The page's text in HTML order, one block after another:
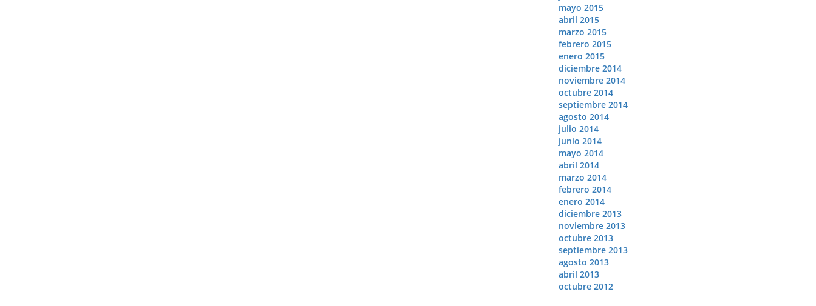
mayo 2015
abril 2015
marzo 2015
febrero 2015
enero 2015
diciembre 2014
noviembre 2014
octubre 2014
septiembre 2014
agosto 2014
julio 2014
junio 2014
mayo 2014
abril 2014
marzo 2014
febrero 2014
enero 2014
diciembre 2013
noviembre 2013
octubre 2013
septiembre 2013
agosto 2013
abril 2013
octubre 2012